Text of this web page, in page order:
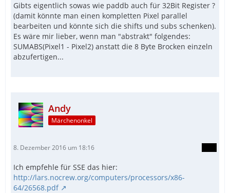
Gibts eigentlich sowas wie paddb auch für 32Bit Register ?
(damit könnte man einen kompletten Pixel parallel
bearbeiten und könnte sich die shifts und subs schenken).
Es wäre mir lieber, wenn man "abstrakt" folgendes:
SUMABS(Pixel1 - Pixel2) anstatt die 8 Byte Brocken einzeln
abzufertigen...
Andy
Märchenonkel
8. Dezember 2016 um 18:16
Ich empfehle für SSE das hier:
http://lars.nocrew.org/computers/processors/x86-
64/26568.pdf